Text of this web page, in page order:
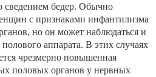
сведением бедер. Обычно
с признаками инфантилизма
но он может на­блюдаться и
аппа­рата. В этих случаях
чрез­мерно повышенная
половых органов у нервных